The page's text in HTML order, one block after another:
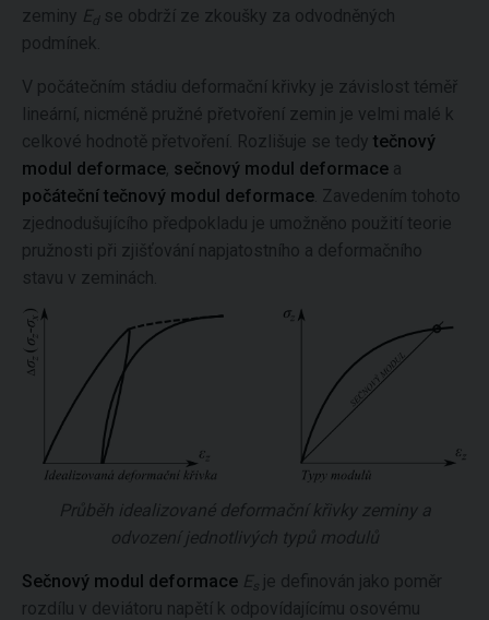
zeminy E dse obdrží ze zkoušky za odvodněných
podmínek.
V počátečním stádiu deformační křivky je závislost téměř
lineární, nicméně pružné přetvoření zemin je velmi malé k
celkové hodnotě přetvoření. Rozlišuje se tedy tečnový
modul deformace, sečnový modul deformace a
počáteční tečnový modul deformace . Zavedením tohoto
zjednodušujícího předpokladu je umožněno použití teorie
pružnosti při zjišťování napjatostního a deformačního
stavu v zeminách.
Průběh idealizované deformační křivky zeminy a
odvození jednotlivých typů modulů
Sečnový modul deformace E s je definován jako poměr
rozdílu v deviátoru napětí k odpovídajícímu osovému